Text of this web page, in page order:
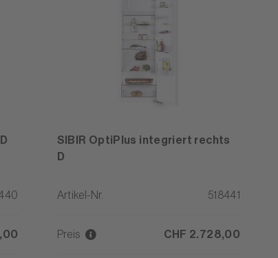
SIBIR OptiPlus integriert rechts
D
Artikel-Nr. 518441
Preis CHF 2.728,00